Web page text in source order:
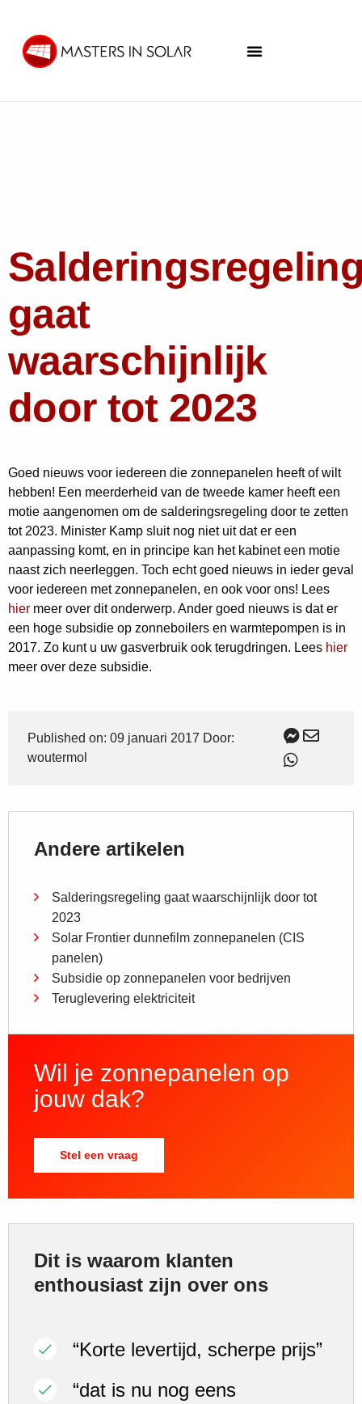
gaat
waarschijnlijk
door tot 2023
Goed nieuws voor iedereen die zonnepanelen heeft of wilt
hebben! Een meerderheid van de tweede kamer heeft een
motie aangenomen om de salderingsregeling door te zetten
tot 2023. Minister Kamp sluit nog niet uit dat er een
aanpassing komt, en in principe kan het kabinet een motie
naast zich neerleggen. Toch echt goed nieuws in ieder geval
voor iedereen met zonnepanelen, en ook voor ons! Lees
hier meer over dit onderwerp. Ander goed nieuws is dat er
een hoge subsidie op zonneboilers en warmtepompen is in
2017. Zo kunt u uw gasverbruik ook terugdringen. Lees hier
meer over deze subsidie.
Published on: 09 januari 2017 Door:
woutermol
Andere artikelen
Salderingsregeling gaat waarschijnlijk door tot
2023
Solar Frontier dunnefilm zonnepanelen (CIS
panelen)
Subsidie op zonnepanelen voor bedrijven
Teruglevering elektriciteit
Wil je zonnepanelen op
jouw dak?
Stel een vraag
Dit is waarom klanten
enthousiast zijn over ons
“Korte levertijd, scherpe prijs”
“dat is nu nog eens